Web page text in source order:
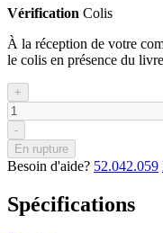
Vérification Colis
À la réception de votre
le colis en présence du
+
-
En rupture
Besoin d'aide? 52.042.059
Spécifications